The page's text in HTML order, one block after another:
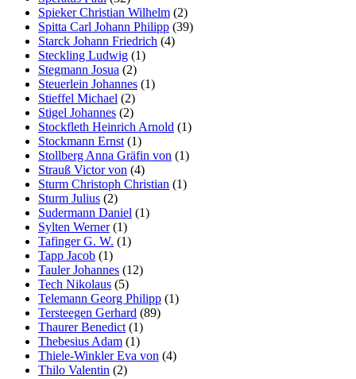
Spieker Christian Wilhelm (2)
Spitta Carl Johann Philipp (39)
Starck Johann Friedrich (4)
Steckling Ludwig (1)
Stegmann Josua (2)
Steuerlein Johannes (1)
Stieffel Michael (2)
Stigel Johannes (2)
Stockfleth Heinrich Arnold (1)
Stockmann Ernst (1)
Stollberg Anna Gräfin von (1)
Strauß Victor von (4)
Sturm Christoph Christian (1)
Sturm Julius (2)
Sudermann Daniel (1)
Sylten Werner(1)
Tafinger G. W. (1)
Tapp Jacob (1)
Tauler Johannes (12)
Tech Nikolaus (5)
Telemann Georg Philipp (1)
Tersteegen Gerhard (89)
Thaurer Benedict (1)
Thebesius Adam (1)
Thiele-Winkler Eva von (4)
Thilo Valentin (2)